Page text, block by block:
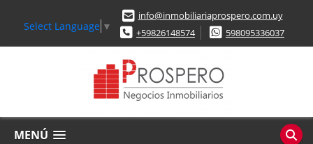
Select Language ▼
info@inmobiliariaprospero.com.uy
+59826148574
598095336037
MENÚ